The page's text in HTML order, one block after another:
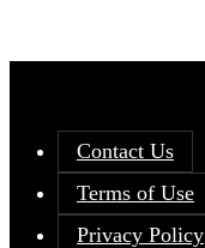
Contact Us
Terms of Use
Privacy Policy